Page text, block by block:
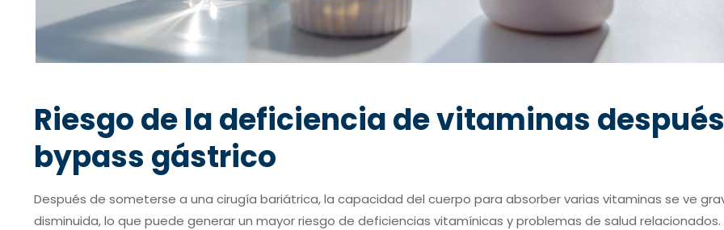
Riesgo de la deficiencia de vitaminas
bypass gástrico
Después de someterse a una cirugía bariátrica, la capacidad del cuerpo para absorber varias vitaminas se ve
disminuida, lo que puede generar un mayor riesgo de deficiencias vitamínicas y problemas de salud relacionados.